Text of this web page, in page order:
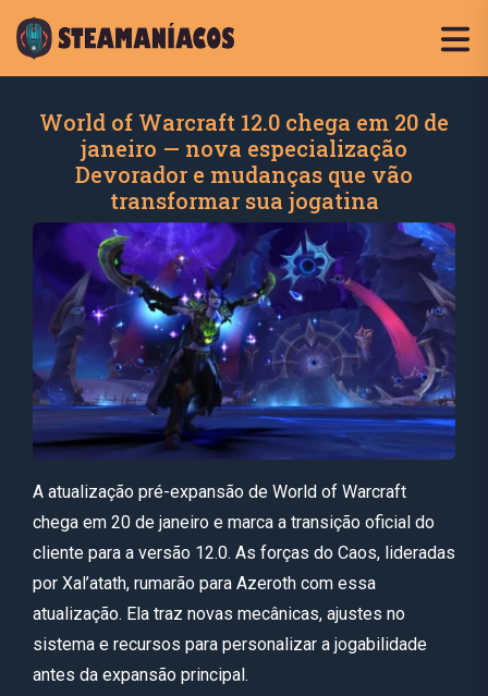
World of Warcraft 12.0 chega em 20 de
janeiro — nova especialização
Devorador e mudanças que vão
transformar sua jogatina
A atualização pré-expansão de World of Warcraft
chega em 20 de janeiro e marca a transição oficial do
cliente para a versão 12.0. As forças do Caos, lideradas
por Xal’atath, rumarão para Azeroth com essa
atualização. Ela traz novas mecânicas, ajustes no
sistema e recursos para personalizar a jogabilidade
antes da expansão principal.